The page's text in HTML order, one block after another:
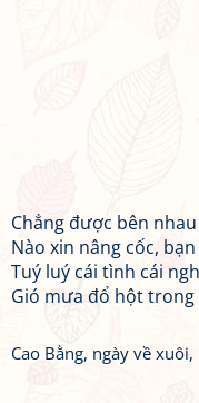
Chẳng được bên
Nào xin nâng cốc,
Tuý luý cái tình cái
Gió mưa đổ hột
Cao Bằng, ngày về